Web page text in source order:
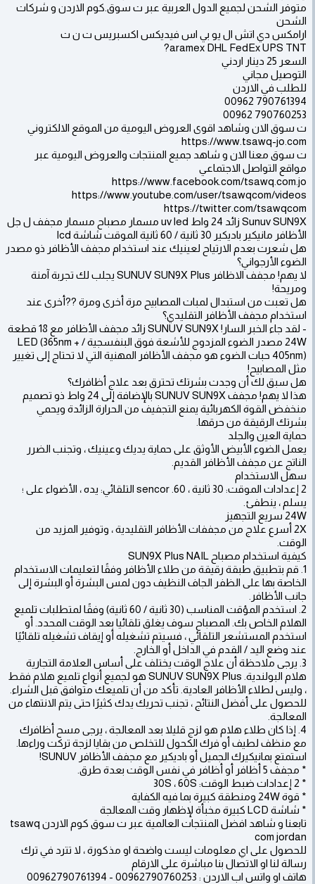
متوفر الشحن لجميع الدول العربية عبر ت سوق.كوم الاردن و شركات
الشحن
ارامكس دي اتش ال يو بي اس فيديكس اكسبريس ت ن ت
aramex DHL FedEx UPS TNT?
السعر 25 دينار اردني
التوصيل مجاني
للطلب في الاردن
790761394 00962
790760253 00962
ت سوق الان وشاهد اقوى العروض اليومية من الموقع الالكتروني
https://www.tsawq-jo.com
ت سوق معنا الان و شاهد جميع المنتجات والعروض اليومية عبر
مواقع التواصل الاجتماعي
https://www.facebook.com/tsawq.com.jo
https://www.youtube.com/user/tsawqcom/videos
https://twitter.com/tsawqcom
Sunuv SUN9X زائد 24 واط uv led مسمار مصباح مسمار مجفف ل جل
الأظافر مانيكير باديكير 30 ثانية / 60 ثانية الموقت شاشة lcd
هل شعرت بعدم الارتياح لعينيك عند استخدام مجفف الأظافر ذو مصدر
الضوء الأرجواني؟
لا يهم! مجفف الاظافر SUNUV SUN9X Plus يجلب لك تجربة آمنة
ومريحة!
هل تعبت من استبدال لمبات المصابيح مرة أخرى ومرة ??أخرى عند
استخدام مجفف الأظافر التقليدي؟
- لقد جاء الخبر السار! SUNUV SUN9X زائد مجفف الأظافر مع 18 قطعة
24W مصدر الضوء المزدوج للأشعة فوق البنفسجية / LED (365nm +
405nm) حبات الضوء هو مجفف الأظافر المهنية التي لا تحتاج إلى تغيير
مثل المصابيح!
هل سبق لك أن وجدت بشرتك تحترق بعد علاج أظافرك؟
هذا لا يهم! مجفف SUNUV SUN9X بالإضافة إلى 24 واط ذو تصميم
منخفض القوة الكهربائية يمنع التجفيف من الحرارة الزائدة ويحمي
بشرتك الرقيقة من حرقها.
حماية العين والجلد
يعمل الضوء الأبيض الأوثق على حماية يديك وعينيك ، وتجنب الضرر
الناتج عن مجفف الأظافر القديم.
سهل الاستخدام
2 إعدادات الموقت: 30 ثانية ، 60. sencor التلقائي: يده ، الأضواء على ؛
يسلم ، ينطفئ.
24W سريع التجهيز
2X أسرع علاج من مجففات الأظافر التقليدية ، وتوفير المزيد من
الوقت.
كيفية استخدام مصباح SUN9X Plus NAIL
1. قم بتطبيق طبقة رقيقة من طلاء الأظافر وفقًا لتعليمات الاستخدام
الخاصة بها على الظفر الجاف النظيف دون لمس البشرة أو البشرة إلى
جانب الأظافر.
2. استخدم المؤقت المناسب (30 ثانية / 60 ثانية) وفقًا لمتطلبات تلميع
الهلام الخاص بك. المصباح سوف يغلق تلقائيا بعد الوقت المحدد. أو
استخدم المستشعر التلقائي ، فسيتم تشغيله أو إيقاف تشغيله تلقائيًا
عند وضع اليد / القدم في الداخل أو الخارج.
3. يرجى ملاحظة أن علاج الوقت يختلف على أساس العلامة التجارية
هلام البولندية. SUNUV SUN9X Plus هو لجميع أنواع تلميع هلام فقط
، وليس لطلاء الأظافر العادية. تأكد من أن تلميعك متوافق قبل الشراء.
للحصول على أفضل النتائج ، تجنب تحريك يدك كثيرًا حتى يتم الانتهاء من
المعالجة.
4. إذا كان طلاء هلام هو لزج قليلا بعد المعالجة ، يرجى مسح أظافرك
مع منظف لطيف أو فرك الكحول للتخلص من بقايا لزجة تركت وراءها.
استمتع بمانيكيرك الجميل أو باديكير مع مجفف الأظافر SUNUV!
* مجفف 5 أظافر أو أظافر في نفس الوقت بعدة طرق.
* 2 إعدادات ضبط الوقت: 30S ، 60S
* قوة 24W ومنطقة كبيرة بما فيه الكفاية
* شاشة LCD كبيرة مخبأة لإظهار وقت المعالجة
تابعنا و شاهد افضل المنتجات العالمية عبر ت سوق كوم الاردن tsawq
com jordan
للحصول على اي معلومات ليست واضحة او مذكورة ، لا تترد في ترك
رسالة لنا او الاتصال بنا مباشرة على الارقام
هاتف او واتس اب الاردن : 00962790760253 - 00962790761394